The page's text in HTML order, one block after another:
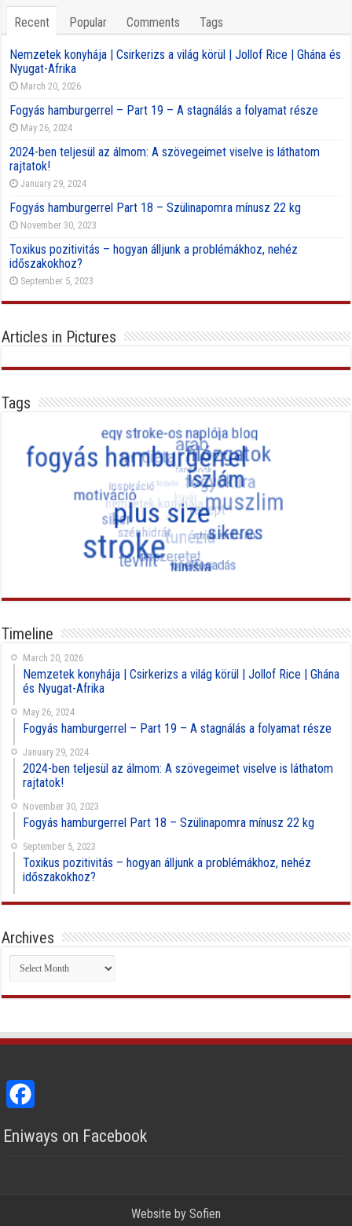
Recent Popular Comments Tags
Nemzetek konyhája | Csirkerizs a világ körül | Jollof Rice | Ghána és
Nyugat-Afrika
March 20, 2026
Fogyás hamburgerrel – Part 19 – A stagnálás a folyamat része
May 26, 2024
2024-ben teljesül az álmom: A szövegeimet viselve is láthatom
rajtatok!
January 29, 2024
Fogyás hamburgerrel Part 18 – Szülinapomra mínusz 22 kg
November 30, 2023
Toxikus pozitivitás – hogyan álljunk a problémákhoz, nehéz
időszakokhoz?
September 5, 2023
Articles in Pictures
Tags
Timeline
March 20, 2026
Nemzetek konyhája | Csirkerizs a világ körül | Jollof Rice | Ghána
és Nyugat-Afrika
May 26, 2024
Fogyás hamburgerrel – Part 19 – A stagnálás a folyamat része
January 29, 2024
2024-ben teljesül az álmom: A szövegeimet viselve is láthatom
rajtatok!
November 30, 2023
Fogyás hamburgerrel Part 18 – Szülinapomra mínusz 22 kg
September 5, 2023
Toxikus pozitivitás – hogyan álljunk a problémákhoz, nehéz
időszakokhoz?
Archives
Archives
Eniways on Facebook
Website by Sofien